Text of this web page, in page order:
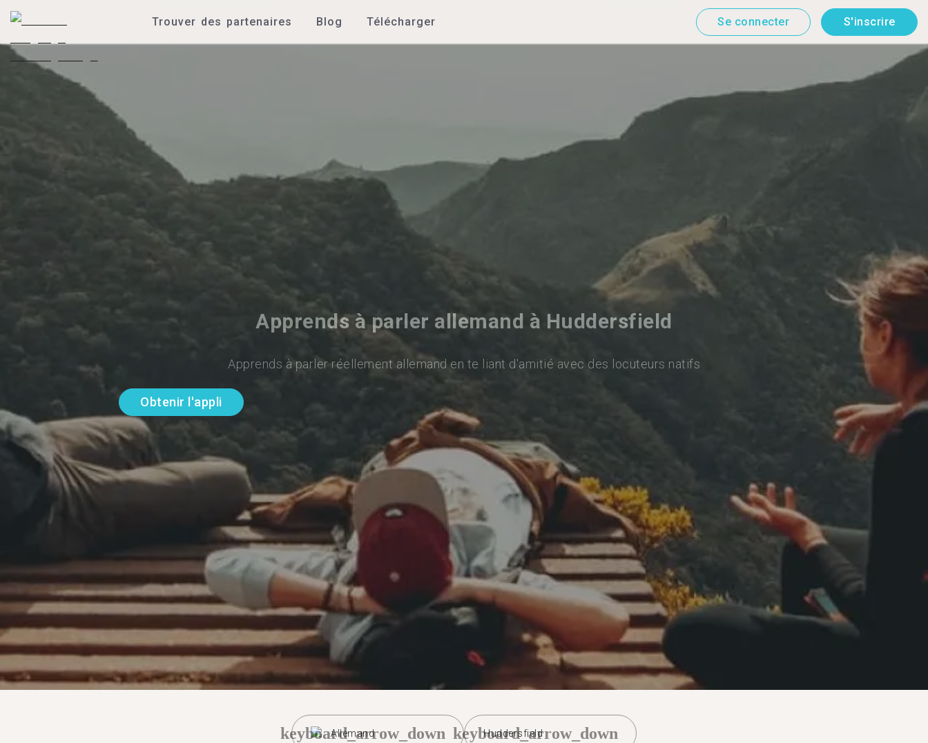
Trouver des partenaires Blog Télécharger Se connecter S'inscrire
Apprends à parler allemand à Huddersfield
Apprends à parler réellement allemand en te liant d'amitié avec des locuteurs natifs
Obtenir l'appli
Allemand
keyboard_arrow_down Huddersfield
keyboard_arrow_down